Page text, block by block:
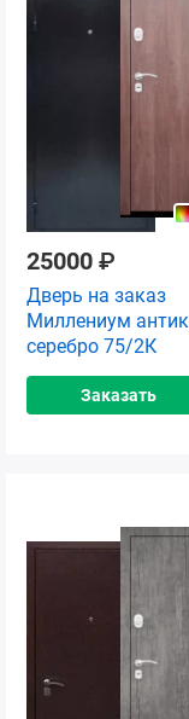
25000 ₽
Дверь на заказ
Миллениум антик
серебро 75/2К
Заказать